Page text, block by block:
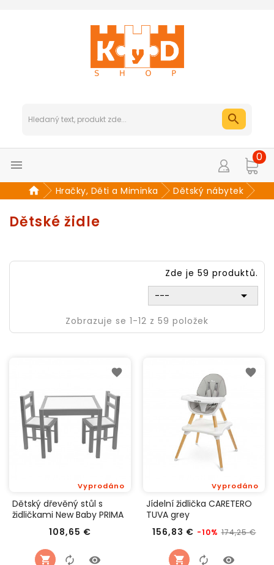

0
Hračky, Děti a Miminka Dětský nábytek
Dětské židle
Zde je 59 produktů.
---

Zobrazuje se 1-12 z 59 položek
Dětský dřevěný stůl s
židličkami New Baby PRIMA
108,65 €
Vyprodáno
Jídelní židlička CARETERO
TUVA grey
156,83 € Běžná
-10% 174,25 €
Vyprodáno